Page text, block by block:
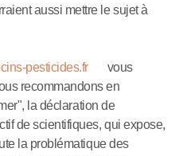
aussi mettre le sujet à
pesticides.fr
vous
recommandons en
la déclaration de
de scientifiques, qui expose,
la problématique des